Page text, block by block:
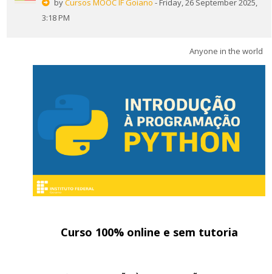
English ‎(en)‎
3:18 PM
Anyone in the world
Curso 100% online e sem tutoria